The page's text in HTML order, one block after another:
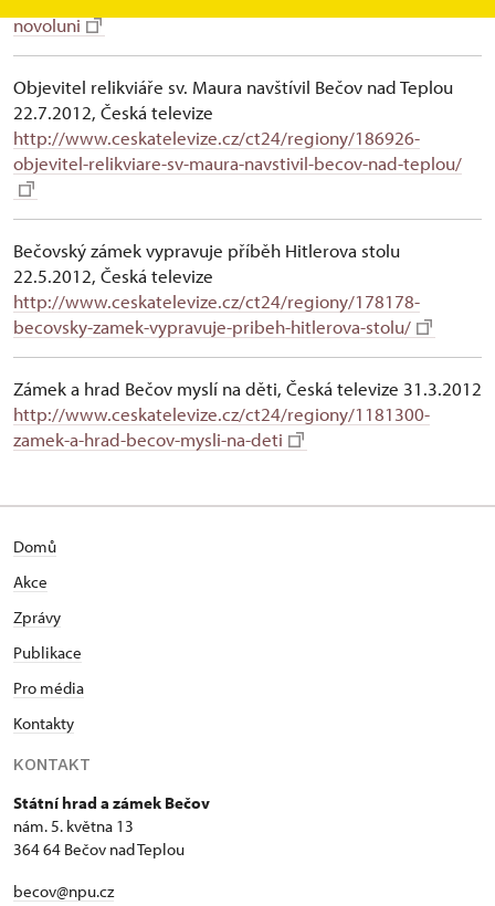
novoluni
Objevitel relikviáře sv. Maura navštívil Bečov nad Teplou
22.7.2012, Česká televize
http://www.ceskatelevize.cz/ct24/regiony/186926-
objevitel-relikviare-sv-maura-navstivil-becov-nad-teplou/
Bečovský zámek vypravuje příběh Hitlerova stolu
22.5.2012, Česká televize
http://www.ceskatelevize.cz/ct24/regiony/178178-
becovsky-zamek-vypravuje-pribeh-hitlerova-stolu/
Zámek a hrad Bečov myslí na děti, Česká televize 31.3.2012
http://www.ceskatelevize.cz/ct24/regiony/1181300-
zamek-a-hrad-becov-mysli-na-deti
Domů
Akce
Zprávy
Publikace
Pro média
Kontakty
KONTAKT
Státní hrad a zámek Bečov
nám. 5. května 13
364 64 Bečov nad Teplou
becov@npu.cz